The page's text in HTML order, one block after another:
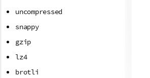
uncompressed
snappy
gzip
lz4
brotli